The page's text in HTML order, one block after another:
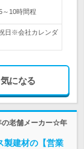
10時間程
日※会社カレンダ
気になる
の老舗メーカー☆年
製建材の【営業